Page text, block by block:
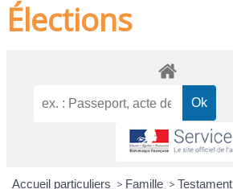
Élections
Accueil particuliers > Famille > Testament